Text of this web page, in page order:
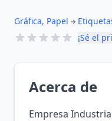
Gráfica, Papel
¡Sé el
Acerca de
Empresa